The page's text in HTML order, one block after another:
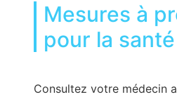
Mesures à
pour la santé
Consultez votre médecin